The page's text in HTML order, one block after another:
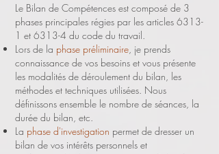
Le Bilan de Compétences est composé de 3
phases principales régies par les articles 6313-
1 et 6313-4 du code du travail.
Lors de la phase préliminaire , je prends
connaissance de vos besoins et vous présente
les modalités de déroulement du bilan, les
méthodes et techniques utilisées. Nous
définissons ensemble le nombre de séances, la
durée du bilan, etc.
La phase d'investigation permet de dresser un
bilan de vos intérêts personnels et